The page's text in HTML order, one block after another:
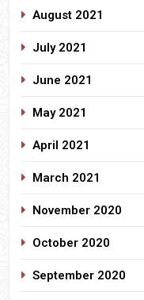
August 2021
July 2021
June 2021
May 2021
April 2021
March 2021
November 2020
October 2020
September 2020